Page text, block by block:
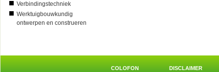
Verbindingstechniek
Werktuigbouwkundig
ontwerpen en construeren
COLOFON DISCLAIMER